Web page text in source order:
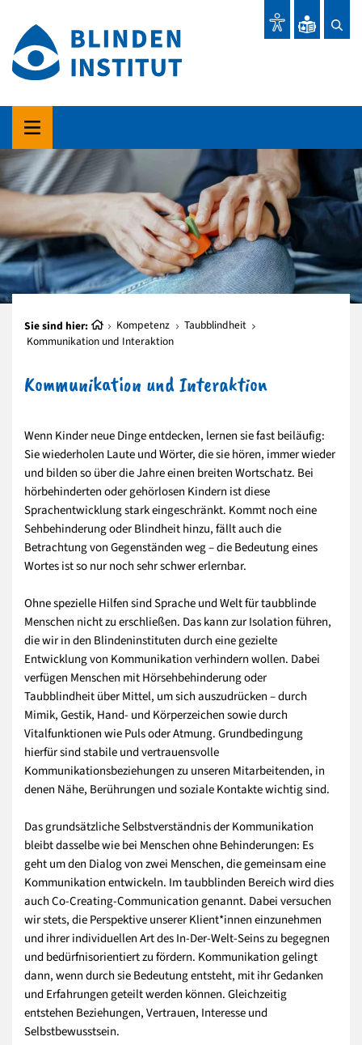
Sie sind hier: Kompetenz
Taubblindheit
Kommunikation und Interaktion
Kommunikation und Interaktion
Wenn Kinder neue Dinge entdecken, lernen sie fast beiläufig:
Sie wiederholen Laute und Wörter, die sie hören, immer wieder
und bilden so über die Jahre einen breiten Wortschatz. Bei
hörbehinderten oder gehörlosen Kindern ist diese
Sprachentwicklung stark eingeschränkt. Kommt noch eine
Sehbehinderung oder Blindheit hinzu, fällt auch die
Betrachtung von Gegenständen weg – die Bedeutung eines
Wortes ist so nur noch sehr schwer erlernbar.
Ohne spezielle Hilfen sind Sprache und Welt für taubblinde
Menschen nicht zu erschließen. Das kann zur Isolation führen,
die wir in den Blindeninstituten durch eine gezielte
Entwicklung von Kommunikation verhindern wollen. Dabei
verfügen Menschen mit Hörsehbehinderung oder
Taubblindheit über Mittel, um sich auszudrücken – durch
Mimik, Gestik, Hand- und Körperzeichen sowie durch
Vitalfunktionen wie Puls oder Atmung. Grundbedingung
hierfür sind stabile und vertrauensvolle
Kommunikationsbeziehungen zu unseren Mitarbeitenden, in
denen Nähe, Berührungen und soziale Kontakte wichtig sind.
Das grundsätzliche Selbstverständnis der Kommunikation
bleibt dasselbe wie bei Menschen ohne Behinderungen: Es
geht um den Dialog von zwei Menschen, die gemeinsam eine
Kommunikation entwickeln. Im taubblinden Bereich wird dies
auch Co-Creating-Communication genannt. Dabei versuchen
wir stets, die Perspektive unserer Klient*innen einzunehmen
und ihrer individuellen Art des In-Der-Welt-Seins zu begegnen
und bedürfnisorientiert zu fördern. Kommunikation gelingt
dann, wenn durch sie Bedeutung entsteht, mit ihr Gedanken
und Erfahrungen geteilt werden können. Gleichzeitig
entstehen Beziehungen, Vertrauen, Interesse und
Selbstbewusstsein.